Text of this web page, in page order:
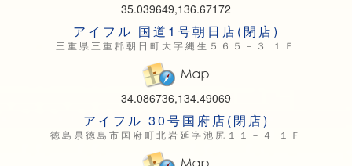
35.039649,136.67172
アイフル 国道1号朝日店(閉店)
三重県三重郡朝日町大字縄生５６５－３ １Ｆ
34.086736,134.49069
アイフル 30号国府店(閉店)
徳島県徳島市国府町北岩延字池尻１１－４ １Ｆ